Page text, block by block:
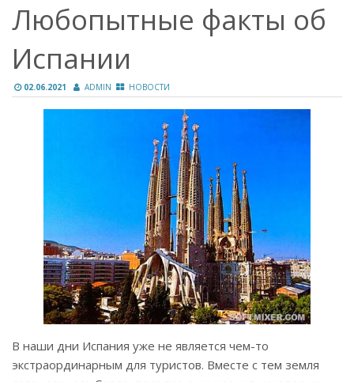
Любопытные факты об
Испании
02.06.2021 ADMIN НОВОСТИ
В наши дни Испания уже не является чем-то
экстраординарным для туристов. Вместе с тем земля